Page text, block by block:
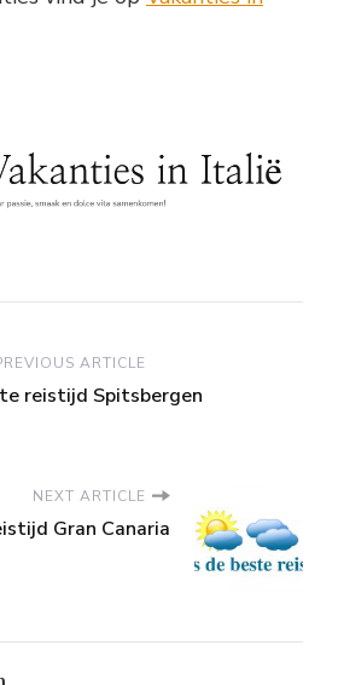
ARTICLE
reistijd Spitsbergen
NEXT ARTICLE
Gran Canaria